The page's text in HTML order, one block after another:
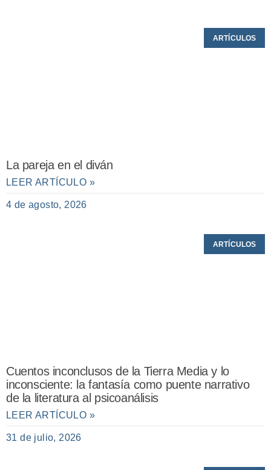
ARTÍCULOS
La pareja en el diván
LEER ARTÍCULO »
4 de agosto, 2026
ARTÍCULOS
Cuentos inconclusos de la Tierra Media y lo
inconsciente: la fantasía como puente narrativo
de la literatura al psicoanálisis
LEER ARTÍCULO »
31 de julio, 2026